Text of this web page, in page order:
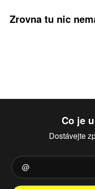
Zrovna tu nic
Co je
Dostávejte